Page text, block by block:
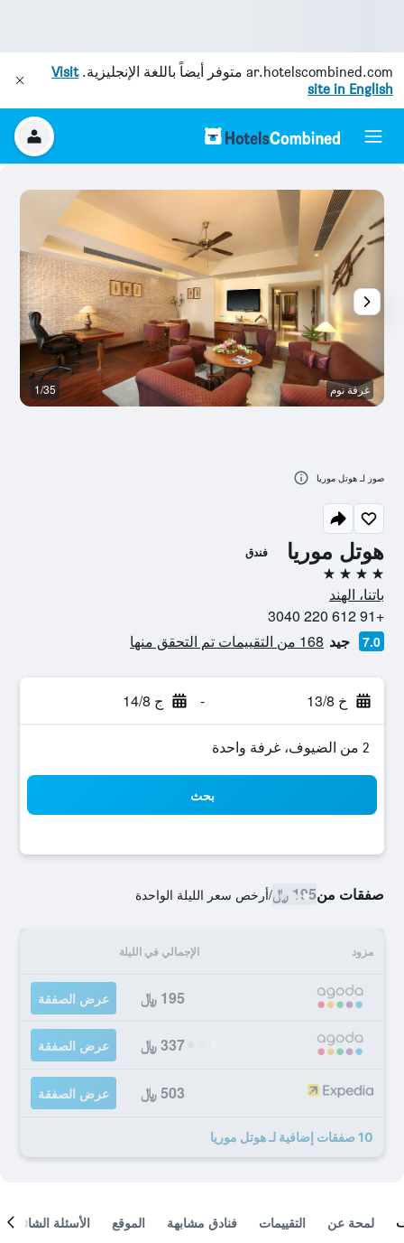
ar.hotelscombined.com متوفر أيضاً باللغة الإنجليزية.Visit
site in English
هوتل موريا فندق
4 نجوم
باتنا، الهند
+91 612 220 3040
7.0 جيد 168 من التقييمات تم التحقق منها
خ 13/8 - ج 14/8
2 من الضيوف، غرفة واحدة
بحث
صفقات من195 ﷼ /أرخص سعر الليلة الواحدة
مزود الإجمالي في الليلة
195 ﷼ عرض الصفقة
337 ﷼ عرض الصفقة
503 ﷼ عرض الصفقة
10 صفقات إضافية لـ هوتل موريا
غرفة نوم 1/35
صور لـ هوتل موريا
لمحة عن التقييمات فنادق مشابهة الموقع الأسئلة الشائعة